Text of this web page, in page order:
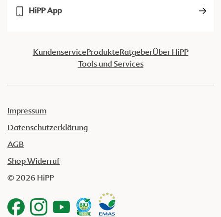
HiPP App
KundenserviceProdukteRatgeberÜber HiPP
Tools und Services
Impressum
Datenschutzerklärung
AGB
Shop Widerruf
© 2026 HiPP